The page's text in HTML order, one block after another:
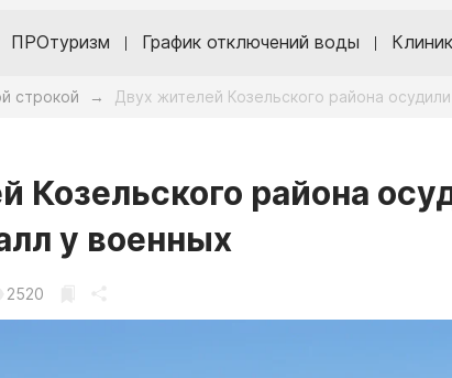
ПРОтуризм График отключений воды
строкой → Двух жителей Козельского района
Козельского района
у военных
2520